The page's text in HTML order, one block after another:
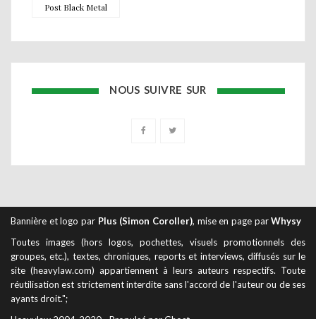
Post Black Metal
NOUS SUIVRE SUR
Bannière et logo par Plus (Simon Coroller), mise en page parWhysy
Toutes images (hors logos, pochettes, visuels promotionnels des
groupes, etc.), textes, chroniques, reports et interviews, diffusés sur le
site (heavylaw.com) appartiennent à leurs auteurs respectifs. Toute
réutilisation est strictement interdite sans l'accord de l'auteur ou de ses
ayants droit.";